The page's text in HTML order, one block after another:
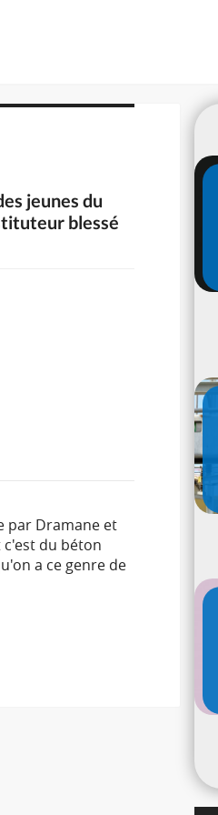
jeunes du
blessé
par Dramane et
du béton
a ce genre de